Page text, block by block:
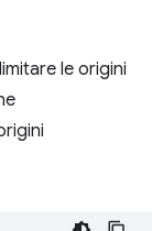
le origini